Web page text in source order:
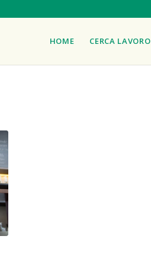
HOME CERCA LAVORO